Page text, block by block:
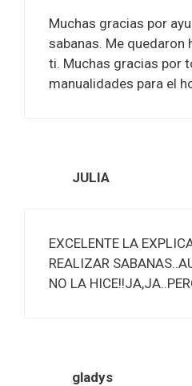
Muchas gracias por
sabanas. Me quedaron
ti. Muchas gracias por
manualidades para el
JULIA
EXCELENTE LA
REALIZAR
NO LA
gladys